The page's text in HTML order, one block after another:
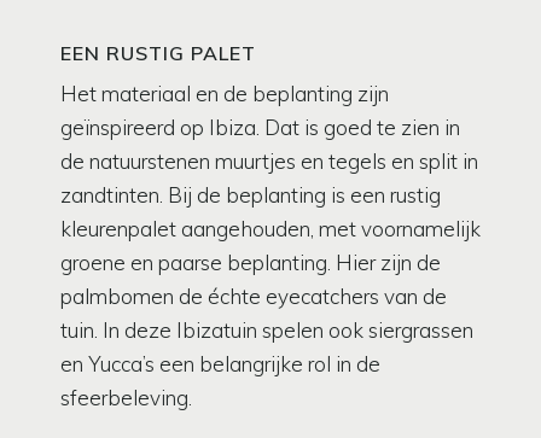
EEN RUSTIG PALET
Het materiaal en de beplanting zijn
geïnspireerd op Ibiza. Dat is goed te zien in
de natuurstenen muurtjes en tegels en split in
zandtinten. Bij de beplanting is een rustig
kleurenpalet aangehouden, met voornamelijk
groene en paarse beplanting. Hier zijn de
palmbomen de échte eyecatchers van de
tuin. In deze Ibizatuin spelen ook siergrassen
en Yucca’s een belangrijke rol in de
sfeerbeleving.